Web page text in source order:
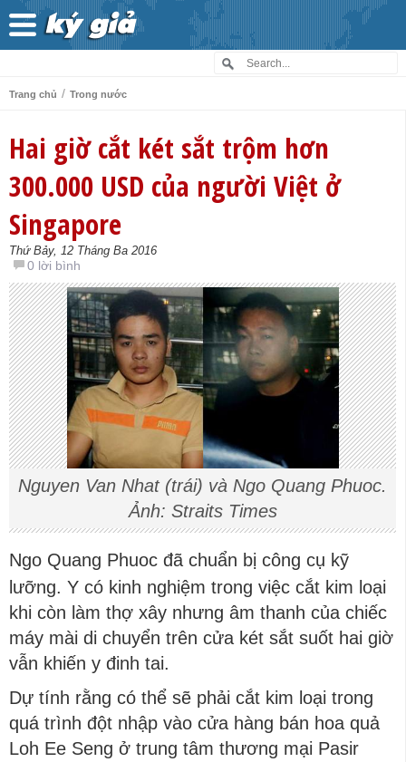
Trang chủ / Trong nước
Hai giờ cắt két sắt trộm hơn
300.000 USD của người Việt ở
Singapore
Thứ Bảy, 12 Tháng Ba 2016
0 lời bình
Nguyen Van Nhat (trái) và Ngo Quang Phuoc.
Ảnh: Straits Times
Ngo Quang Phuoc đã chuẩn bị công cụ kỹ
lưỡng. Y có kinh nghiệm trong việc cắt kim loại
khi còn làm thợ xây nhưng âm thanh của chiếc
máy mài di chuyển trên cửa két sắt suốt hai giờ
vẫn khiến y đinh tai.
Dự tính rằng có thể sẽ phải cắt kim loại trong
quá trình đột nhập vào cửa hàng bán hoa quả
Loh Ee Seng ở trung tâm thương mại Pasir